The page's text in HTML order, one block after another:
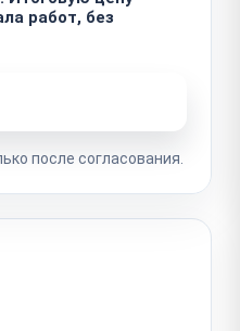
работ, без
после согласования.